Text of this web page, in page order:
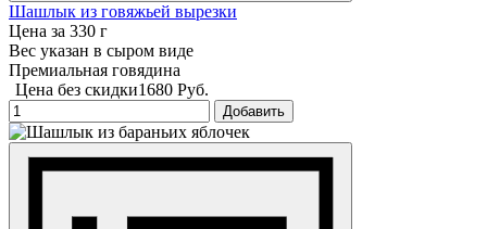
Шашлык из говяжьей вырезки
Цена за 330 г
Вес указан в сыром виде
Премиальная говядина
Цена без скидки1680 Руб.
Добавить